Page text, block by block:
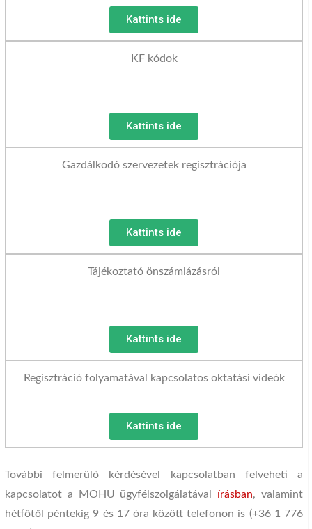
Kattints ide
KF kódok
Kattints ide
Gazdálkodó szervezetek regisztrációja
Kattints ide
Tájékoztató önszámlázásról
Kattints ide
Regisztráció folyamatával kapcsolatos oktatási videók
Kattints ide
További felmerülő kérdésével kapcsolatban felveheti a
kapcsolatot a MOHU ügyfélszolgálatával írásban, valamint
hétfőtől péntekig 9 és 17 óra között telefonon is (+36 1 776